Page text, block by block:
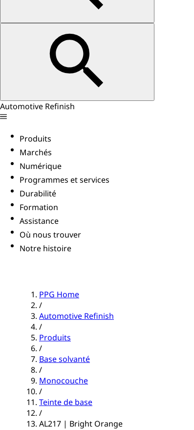
Automotive Refinish
Produits
Marchés
Numérique
Programmes et services
Durabilité
Formation
Assistance
Où nous trouver
Notre histoire
PPG Home
/
Automotive Refinish
/
Produits
/
Base solvanté
/
Monocouche
/
Teinte de base
/
AL217 | Bright Orange